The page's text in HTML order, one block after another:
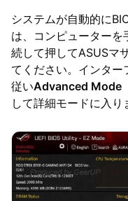
システムが自動的に
は、コンピューターを
続して押してASUSマ
てください。インター
従いAdvanced Mode
して詳細モードに入り